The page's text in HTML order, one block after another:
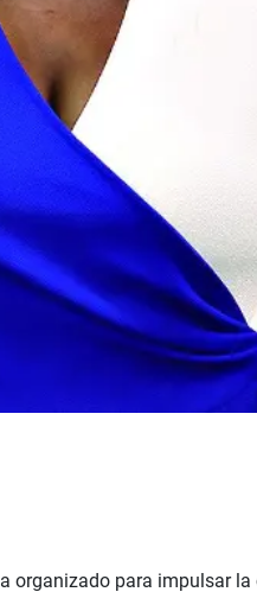
organizado para impulsar